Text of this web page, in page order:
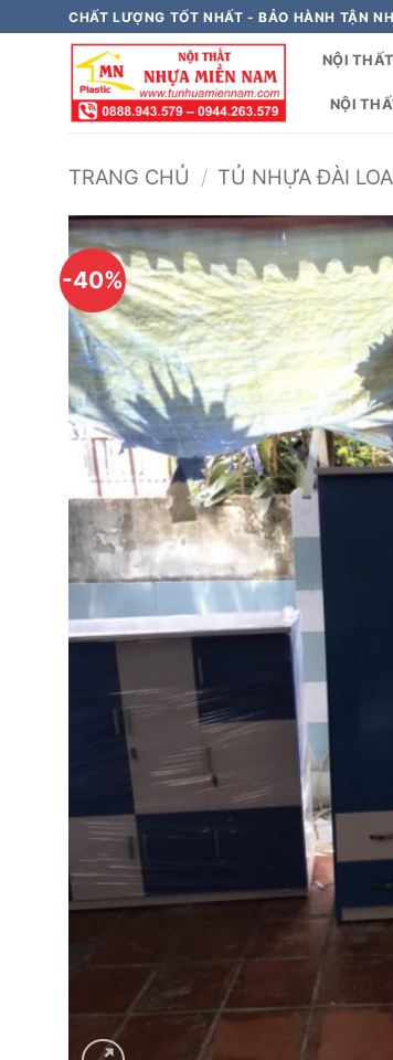
qua
CHẤT LƯỢNG TỐT NHẤT - BẢO HÀNH TẬN
NỘI
NỘI
TRANG CHỦ / TỦ NHỰA ĐÀI
-40%